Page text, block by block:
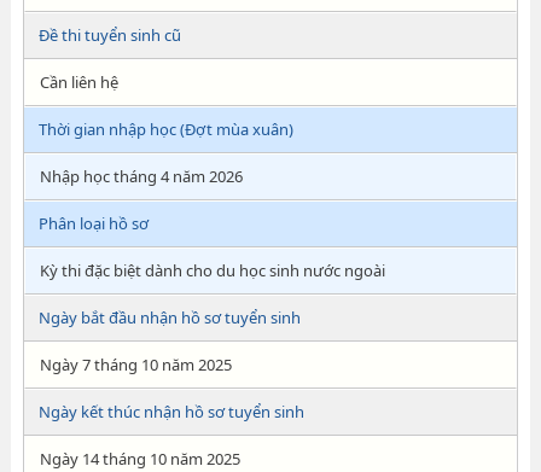
Đề thi tuyển sinh cũ
Cần liên hệ
Thời gian nhập học (Đợt mùa xuân)
Nhập học tháng 4 năm 2026
Phân loại hồ sơ
Kỳ thi đặc biệt dành cho du học sinh nước ngoài
Ngày bắt đầu nhận hồ sơ tuyển sinh
Ngày 7 tháng 10 năm 2025
Ngày kết thúc nhận hồ sơ tuyển sinh
Ngày 14 tháng 10 năm 2025